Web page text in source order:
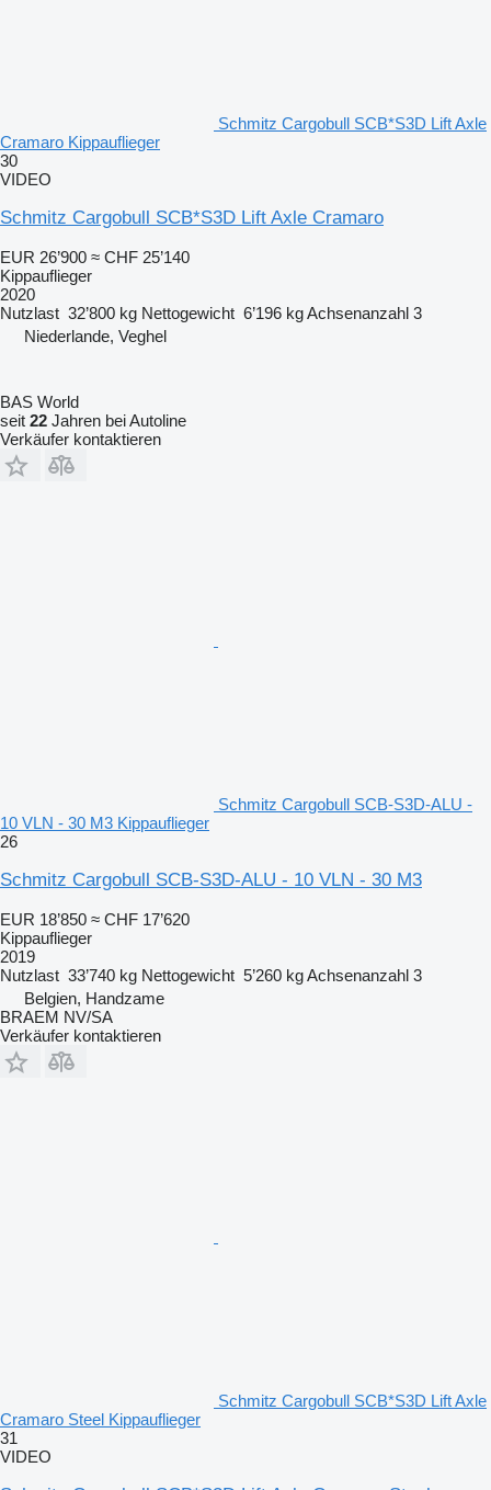
Schmitz Cargobull SCB*S3D Lift Axle
Cramaro Kippauflieger
30
VIDEO
Schmitz Cargobull SCB*S3D Lift Axle Cramaro
EUR 26’900 ≈ CHF 25’140
Kippauflieger
2020
Nutzlast 32’800 kg Nettogewicht 6’196 kgAchsenanzahl 3
Niederlande, Veghel
BAS World
seit 22 Jahren bei Autoline
Verkäufer kontaktieren
Schmitz Cargobull SCB-S3D-ALU -
10 VLN - 30 M3 Kippauflieger
26
Schmitz Cargobull SCB-S3D-ALU - 10 VLN - 30 M3
EUR 18’850 ≈ CHF 17’620
Kippauflieger
2019
Nutzlast 33’740 kg Nettogewicht 5’260 kgAchsenanzahl 3
Belgien, Handzame
BRAEM NV/SA
Verkäufer kontaktieren
Schmitz Cargobull SCB*S3D Lift Axle
Cramaro Steel Kippauflieger
31
VIDEO